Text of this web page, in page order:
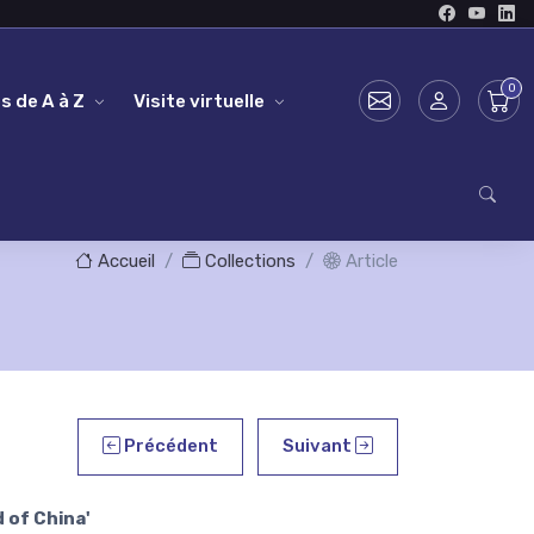
de A à Z Visite virtuelle
Accueil Collections Article
Précédent Suivant
of China'